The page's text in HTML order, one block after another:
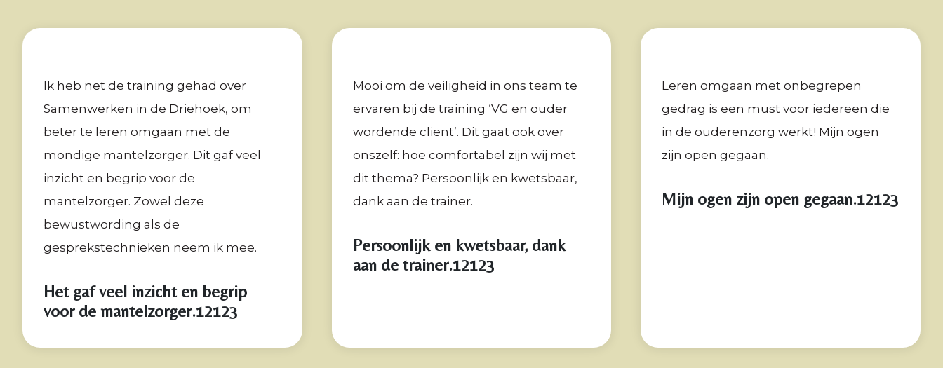
Ik heb net de training gehad over
Samenwerken in de Driehoek, om
beter te leren omgaan met de
mondige mantelzorger. Dit gaf veel
inzicht en begrip voor de
mantelzorger. Zowel deze
bewustwording als de
gesprekstechnieken neem ik mee.
Het gaf veel inzicht en begrip
voor de mantelzorger.12123
Mooi om de veiligheid in ons team te
ervaren bij de training ‘VG en ouder
wordende cliënt’. Dit gaat ook over
onszelf: hoe comfortabel zijn wij met
dit thema? Persoonlijk en kwetsbaar,
dank aan de trainer.
Persoonlijk en kwetsbaar, dank
aan de trainer.12123
Leren omgaan met onbegrepen
gedrag is een must voor iedereen die
in de ouderenzorg werkt! Mijn ogen
zijn open gegaan.
Mijn ogen zijn open gegaan.12123